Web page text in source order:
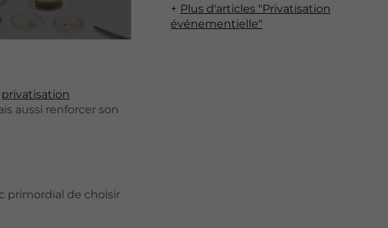
Plus d'articles "Privatisation
événementielle"
privatisation
aussi renforcer son
primordial de choisir